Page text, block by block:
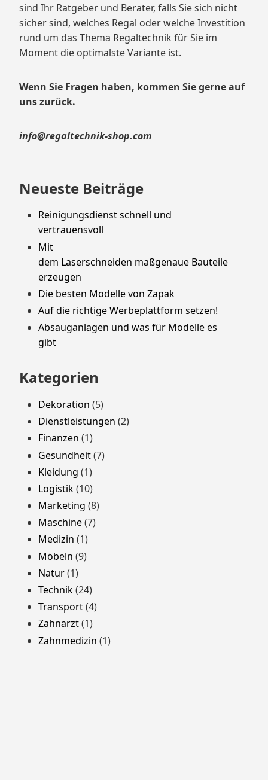
sind Ihr Ratgeber und Berater, falls Sie sich nicht
sicher sind, welches Regal oder welche Investition
rund um das Thema Regaltechnik für Sie im
Moment die optimalste Variante ist.
Wenn Sie Fragen haben, kommen Sie gerne auf
uns zurück.
info@regaltechnik-shop.com
Neueste Beiträge
Reinigungsdienst schnell und
vertrauensvoll
Mit
dem Laserschneiden maßgenaue Bauteile
erzeugen
Die besten Modelle von Zapak
Auf die richtige Werbeplattform setzen!
Absauganlagen und was für Modelle es
gibt
Kategorien
Dekoration (5)
Dienstleistungen (2)
Finanzen (1)
Gesundheit(7)
Kleidung (1)
Logistik(10)
Marketing (8)
Maschine(7)
Medizin (1)
Möbeln (9)
Natur(1)
Technik(24)
Transport(4)
Zahnarzt(1)
Zahnmedizin (1)